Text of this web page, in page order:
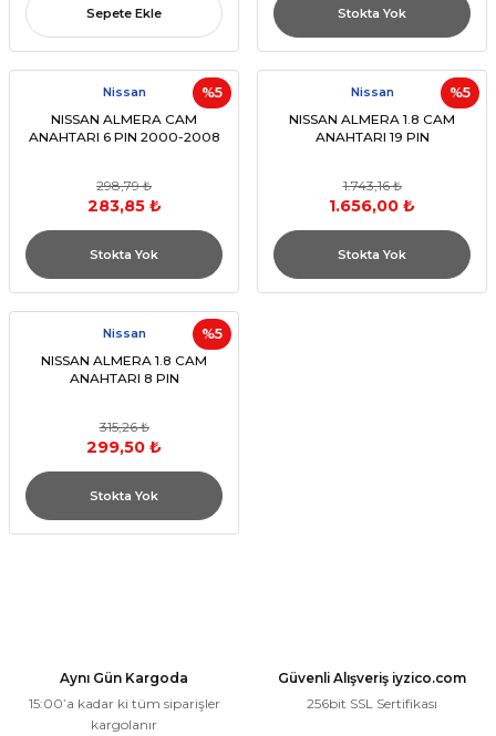
Sepete Ekle Stokta Yok
%5
Nissan
NISSAN ALMERA CAM
ANAHTARI 6 PIN 2000-2008
298,79 ₺
283,85 ₺
Stokta Yok
%5
Nissan
NISSAN ALMERA 1.8 CAM
ANAHTARI 19 PIN
1.743,16 ₺
1.656,00 ₺
Stokta Yok
%5
Nissan
NISSAN ALMERA 1.8 CAM
ANAHTARI 8 PIN
315,26 ₺
299,50 ₺
Stokta Yok
Aynı Gün Kargoda
15:00’a kadar ki tüm siparişler
kargolanır
Güvenli Alışveriş iyzico.com
256bit SSL Sertifikası